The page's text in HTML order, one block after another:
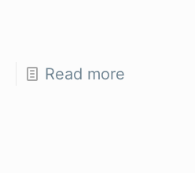
Read more